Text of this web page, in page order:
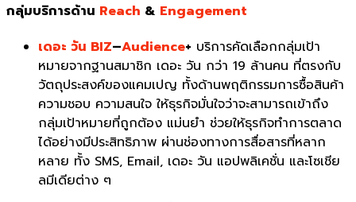
กลุ่มบริการด้าน Reach & Engagement
เดอะ วัน BIZ–Audience+ บริการคัดเลือกกลุ่มเป้า
หมายจากฐานสมาชิก เดอะ วัน กว่า 19 ล้านคน ที่ตรงกับ
วัตถุประสงค์ของแคมเปญ ทั้งด้านพฤติกรรมการซื้อสินค้า
ความชอบ ความสนใจ ให้ธุรกิจมั่นใจว่าจะสามารถเข้าถึง
กลุ่มเป้าหมายที่ถูกต้อง แม่นยำ ช่วยให้ธุรกิจทำการตลาด
ได้อย่างมีประสิทธิภาพ ผ่านช่องทางการสื่อสารที่หลาก
หลาย ทั้ง SMS, Email, เดอะ วัน แอปพลิเคชั่น และโซเชีย
ลมีเดียต่าง ๆ